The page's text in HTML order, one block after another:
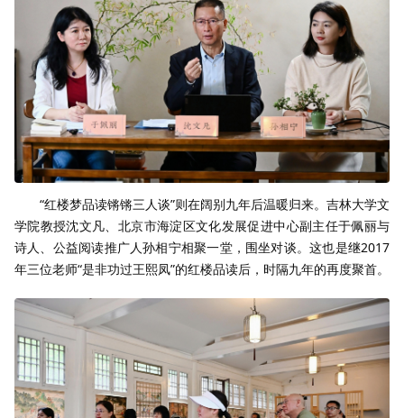
“红楼梦品读锵锵三人谈”则在阔别九年后温暖归来。吉林大学文
学院教授沈文凡、北京市海淀区文化发展促进中心副主任于佩丽与
诗人、公益阅读推广人孙相宁相聚一堂，围坐对谈。这也是继2017
年三位老师“是非功过王熙凤”的红楼品读后，时隔九年的再度聚首。